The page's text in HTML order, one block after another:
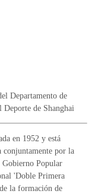
Departamento de
de Shanghai
en 1952 y está
conjuntamente por la
Popular
'Doble Primera
la formación de